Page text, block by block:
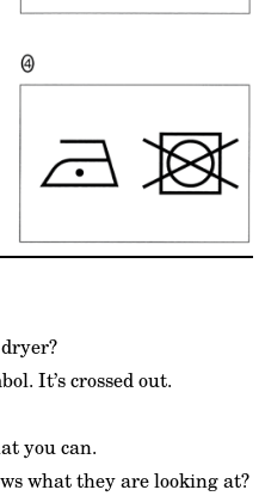
It’s crossed out.
you can.
what they are looking at?